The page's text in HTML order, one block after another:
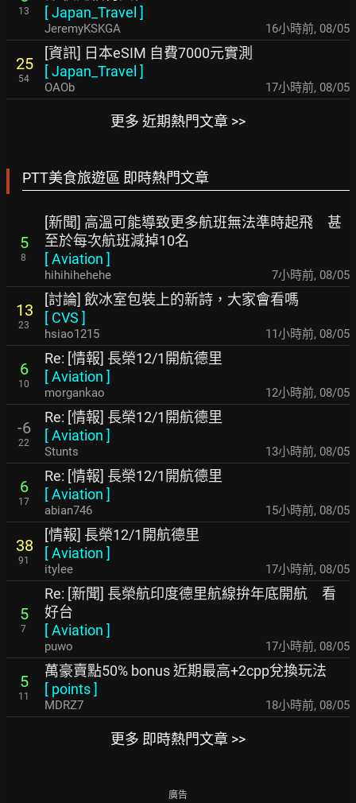
13
[Japan_Travel ]
JeremyKSKGA 16小時前, 08/05
25
54
[資訊] 日本eSIM 自費7000元實測
[Japan_Travel ]
OAOb 17小時前, 08/05
更多 近期熱門文章 >>
PTT美食旅遊區 即時熱門文章
5
8
[新聞] 高溫可能導致更多航班無法準時起飛 甚
至於每次航班減掉10名
[Aviation ]
hihihihehehe 7小時前, 08/05
13
23
[討論] 飲冰室包裝上的新詩，大家會看嗎
[ CVS ]
hsiao1215 11小時前, 08/05
6
10
Re: [情報] 長榮12/1開航德里
[Aviation ]
morgankao 12小時前, 08/05
-6
22
Re: [情報] 長榮12/1開航德里
[Aviation ]
Stunts 13小時前, 08/05
6
17
Re: [情報] 長榮12/1開航德里
[Aviation ]
abian746 15小時前, 08/05
38
91
[情報] 長榮12/1開航德里
[Aviation ]
itylee 17小時前, 08/05
5
7
Re: [新聞] 長榮航印度德里航線拚年底開航 看
好台
[Aviation ]
puwo 17小時前, 08/05
5
11
萬豪賣點50% bonus 近期最高+2cpp兌換玩法
[ points]
MDRZ7 18小時前, 08/05
更多 即時熱門文章 >>
廣告